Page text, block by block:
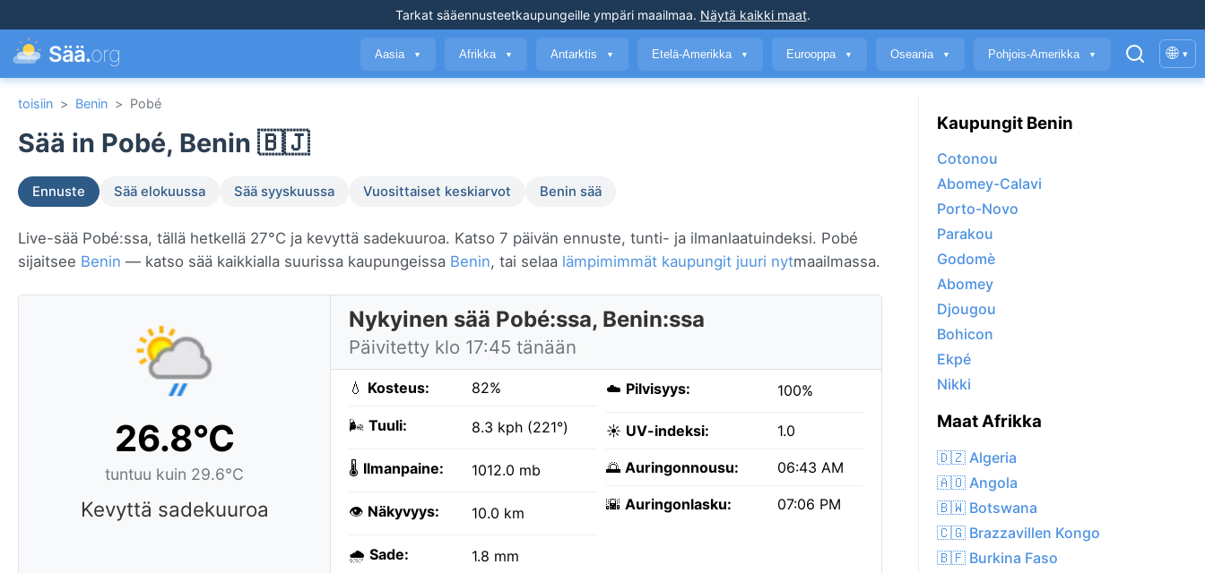
Tarkat sääennusteetkaupungeille ympäri maailmaa. Näytä kaikki maat.
Sää.org Aasia ▼ Afrikka ▼ Antarktis ▼ Etelä-Amerikka ▼ Eurooppa ▼ Oseania ▼ Pohjois-Amerikka ▼ 🌐 ▾
toisiin > Benin > Pobé
Sää in Pobé, Benin 🇧🇯
Ennuste Sää elokuussa Sää syyskuussa Vuosittaiset keskiarvot Benin sää
Live-sää Pobé:ssa, tällä hetkellä 27°C ja kevyttä sadekuuroa. Katso 7 päivän ennuste, tunti- ja ilmanlaatuindeksi. Pobé
sijaitsee Benin — katso sää kaikkialla suurissa kaupungeissa Benin, tai selaa lämpimimmät kaupungit juuri nytmaailmassa.
26.8°C
tuntuu kuin 29.6°C
Kevyttä sadekuuroa
Nykyinen sää Pobé:ssa, Benin:ssa
Päivitetty klo 17:45 tänään
💧 Kosteus: 82%
🌬️ Tuuli: 8.3 kph (221°)
🌡️ Ilmanpaine: 1012.0 mb
👁️ Näkyvyys: 10.0 km
🌧️ Sade: 1.8 mm
☁️ Pilvisyys: 100%
☀️ UV-indeksi: 1.0
🌅 Auringonnousu: 06:43 AM
🌇 Auringonlasku: 07:06 PM
Kaupungit Benin
Cotonou
Abomey-Calavi
Porto-Novo
Parakou
Godomè
Abomey
Djougou
Bohicon
Ekpé
Nikki
Maat Afrikka
🇩🇿 Algeria
🇦🇴 Angola
🇧🇼 Botswana
🇨🇬 Brazzavillen Kongo
🇧🇫 Burkina Faso